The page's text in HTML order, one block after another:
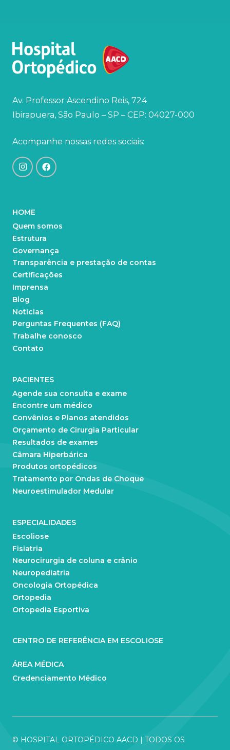
Av. Professor Ascendino Reis, 724
Ibirapuera, São Paulo – SP – CEP: 04027-000
Acompanhe nossas redes sociais:
HOME
Quem somos
Estrutura
Governança
Transparência e prestação de contas
Certificações
Imprensa
Blog
Notícias
Perguntas Frequentes (FAQ)
Trabalhe conosco
Contato
PACIENTES
Agende sua consulta e exame
Encontre um médico
Convênios e Planos atendidos
Orçamento de Cirurgia Particular
Resultados de exames
Câmara Hiperbárica
Produtos ortopédicos
Tratamento por Ondas de Choque
Neuroestimulador Medular
ESPECIALIDADES
Escoliose
Fisiatria
Neurocirurgia de coluna e crânio
Neuropediatria
Oncologia Ortopédica
Ortopedia
Ortopedia Esportiva
CENTRO DE REFERÊNCIA EM ESCOLIOSE
ÁREA MÉDICA
Credenciamento Médico
© HOSPITAL ORTOPÉDICO AACD | TODOS OS